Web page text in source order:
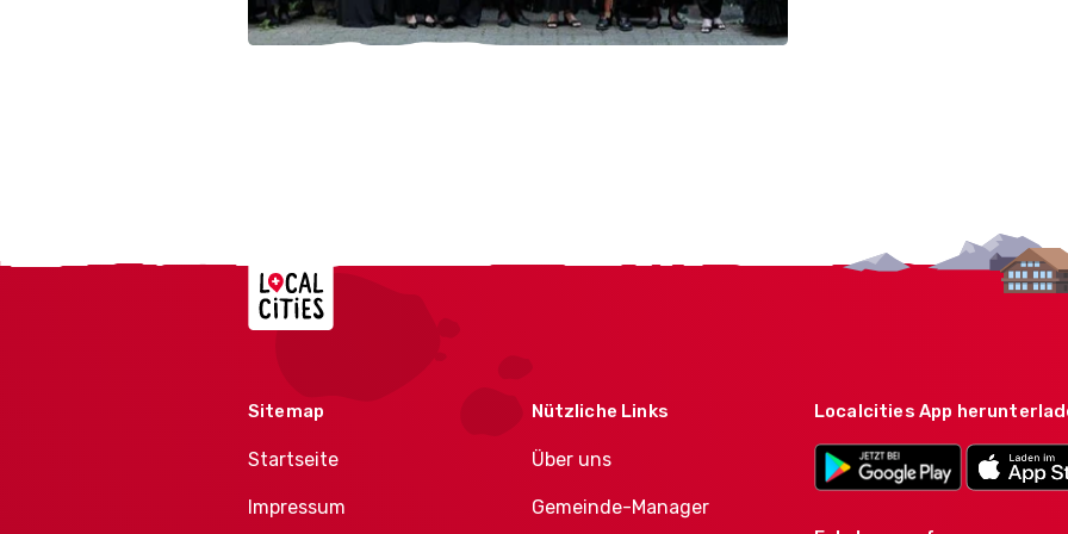
Localcities
Sitemap
Startseite
Impressum
Nützliche Links
Über uns
Gemeinde-Manager
Localcities App